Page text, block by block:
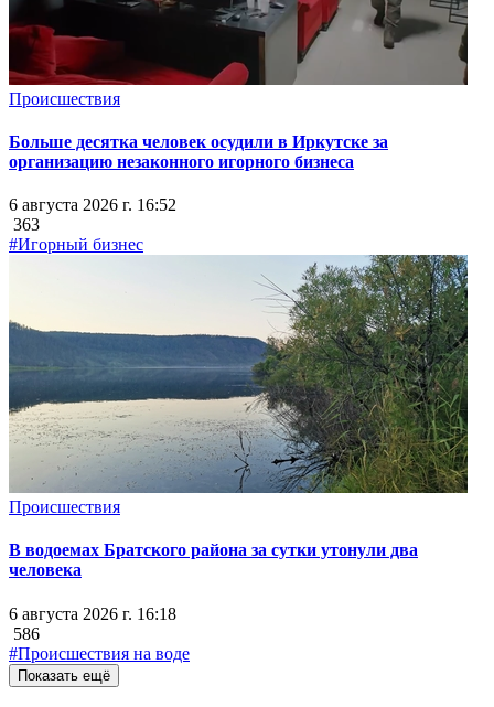
Происшествия
Больше десятка человек осудили в Иркутске за
организацию незаконного игорного бизнеса
6 августа 2026 г. 16:52
363
#Игорный бизнес
Происшествия
В водоемах Братского района за сутки утонули два
человека
6 августа 2026 г. 16:18
586
#Происшествия на воде
Показать ещё